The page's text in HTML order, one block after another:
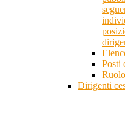
Posti
Dirigenti